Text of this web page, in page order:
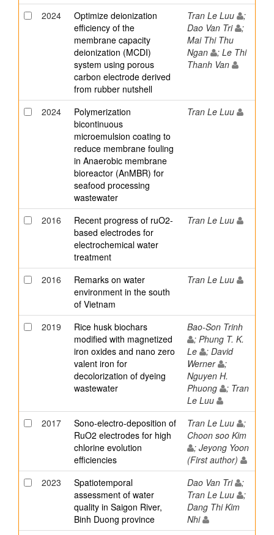
2024
Optimize deionization
efficiency of the
membrane capacity
deionization (MCDI)
system using porous
carbon electrode derived
from rubber nutshell
Tran Le Luu
;
Dao Van Tri
;
Mai Thi Thu
Ngan
; Le Thi
Thanh Van
2024
Polymerization
bicontinuous
microemulsion coating to
reduce membrane fouling
in Anaerobic membrane
bioreactor (AnMBR) for
seafood processing
wastewater
Tran Le Luu
2016
Recent progress of ruO2-
based electrodes for
electrochemical water
treatment
Tran Le Luu
2016
Remarks on water
environment in the south
of Vietnam
Tran Le Luu
2019
Rice husk biochars
modified with magnetized
iron oxides and nano zero
valent iron for
decolorization of dyeing
wastewater
Bao-Son Trinh
; Phung T. K.
Le
; David
Werner
;
Nguyen H.
Phuong
; Tran
Le Luu
2017
Sono-electro-deposition of
RuO2 electrodes for high
chlorine evolution
efficiencies
Tran Le Luu
;
Choon soo Kim
; Jeyong Yoon
(First author)
2023
Spatiotemporal
assessment of water
quality in Saigon River,
Binh Duong province
Dao Van Tri
;
Tran Le Luu
;
Dang Thi Kim
Nhi